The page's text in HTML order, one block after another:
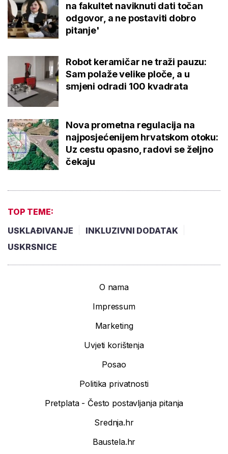
na fakultet naviknuti dati točan
odgovor, a ne postaviti dobro
pitanje'
Robot keramičar ne traži pauzu:
Sam polaže velike ploče, a u
smjeni odradi 100 kvadrata
Nova prometna regulacija na
najposjećenijem hrvatskom otoku:
Uz cestu opasno, radovi se željno
čekaju
TOP TEME:
USKLAĐIVANJE
INKLUZIVNI DODATAK
USKRSNICE
O nama
Impressum
Marketing
Uvjeti korištenja
Posao
Politika privatnosti
Pretplata - Često postavljanja pitanja
Srednja.hr
Baustela.hr